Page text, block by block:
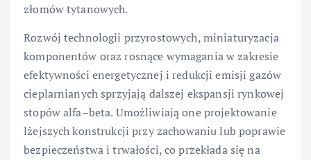
złomów tytanowych.
Rozwój technologii przyrostowych, miniaturyzacja
komponentów oraz rosnące wymagania w zakresie
efektywności energetycznej i redukcji emisji gazów
cieplarnianych sprzyjają dalszej ekspansji rynkowej
stopów alfa–beta. Umożliwiają one projektowanie
lżejszych konstrukcji przy zachowaniu lub poprawie
bezpieczeństwa i trwałości, co przekłada się na